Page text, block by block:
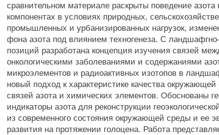
сравнительном материале раскрыты поведение азота
компонентах в условиях природных,
промышленных и урбанизированных нагрузок,
фона азота под влиянием техногенеза. С
позиций разработана концепция изучения связей
онкологическими заболеваниями и содержаниями
микроэлементов и радиоактивных изотопов в
новый подход к характеристике качества
связей азота и химических элементов. Обоснованы
индикаторы азота для реконструкции
из современного состояния окружающей среды и ее
развития на протяжении голоцена. Работа